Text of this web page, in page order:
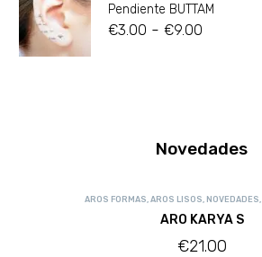
Pendiente BUTTAM
€3.00 - €9.00
Novedades
AROS FORMAS, AROS LISOS, NOVEDADES,
ARO KARYA S
€21.00